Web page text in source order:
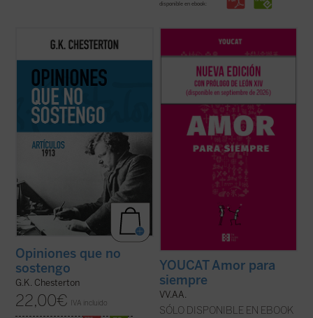
disponible en ebook:
Esta publicación contiene artículos
dedicados a temas habituales como la
implicación en casos de corrupción del
gobierno británico marcó una diferencia en
(ver ficha)
Opiniones que no
sostengo
G.K. Chesterton
22,00€ IVA incluido
Basado en casi mil preguntas de jóvenes
sacerdotes, matrimonios y teólogos, este
libro acompaña a la pareja antes, durante y
después de la preparación matrimonial,
ayudándola a reflexionar, ...(ver ficha)
YOUCAT Amor para
siempre
VV.AA.
SÓLO DISPONIBLE EN EBOOK